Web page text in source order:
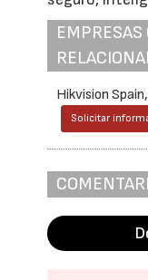
Hikvision
Solicitar